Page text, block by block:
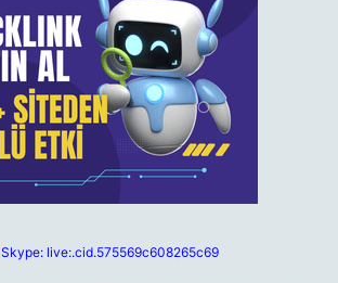
Skype: live:.cid.575569c608265c69